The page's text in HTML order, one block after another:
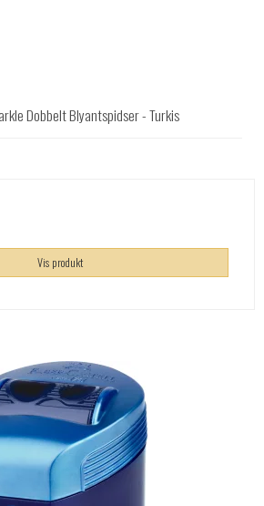
Dobbelt Blyantspidser - Turkis
Vis produkt